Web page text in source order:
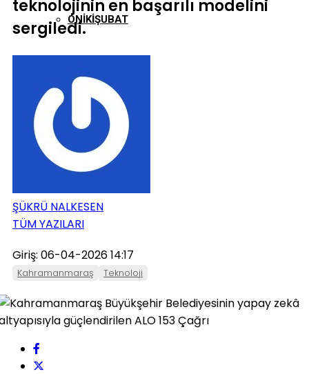
ONIKIŞUBAT
TÜRKOĞLU
teknolojinin en başarılı modelini
sergiledi.
ŞÜKRÜ NALKESEN
TÜM YAZILARI
Giriş: 06-04-2026 14:17
Kahramanmaraş Teknoloji